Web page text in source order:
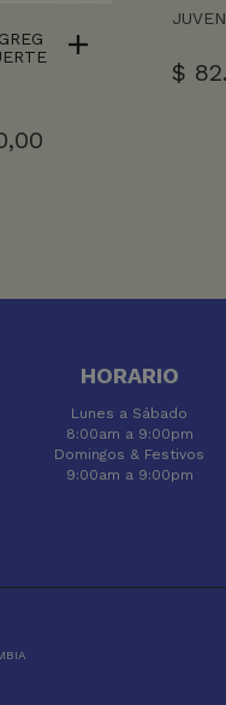
$
HORARIO
Lunes a Sábado
8:00am a 9:00pm
Domingos & Festivos
9:00am a 9:00pm